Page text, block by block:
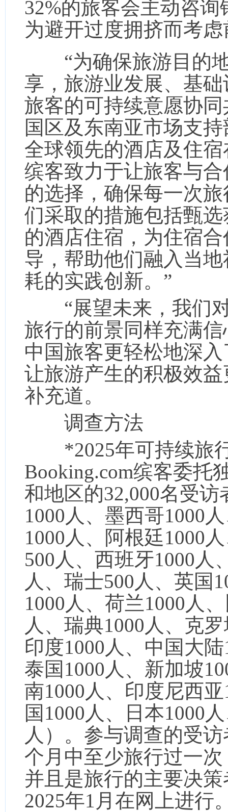
32%的旅客会主动咨
为避开过度拥挤而考
“为确保旅游目的地
享，旅游业发展、基
旅客的可持续意愿协同
国区及东南亚市场支
全球领先的酒店及住
缤客致力于让旅客与
的选择，确保每一次
们采取的措施包括甄
的酒店住宿，为住宿
导，帮助他们融入当
耗的实践创新。”
“展望未来，我们对
旅行的前景同样充满
中国旅客更轻松地深
让旅游产生的积极效
补充道。
调查方法
*2025年可持续旅
Booking.com缤客委托
和地区的32,000名受
1000人、墨西哥1000
1000人、阿根廷1000
500人、西班牙1000人
人、瑞士500人、英国
1000人、荷兰1000人
人、瑞典1000人、克
印度1000人、中国大
泰国1000人、新加坡
南1000人、印度尼西
国1000人、日本1000
人）。参与调查的受
个月中至少旅行过一
并且是旅行的主要决
2025年1月在网上进行